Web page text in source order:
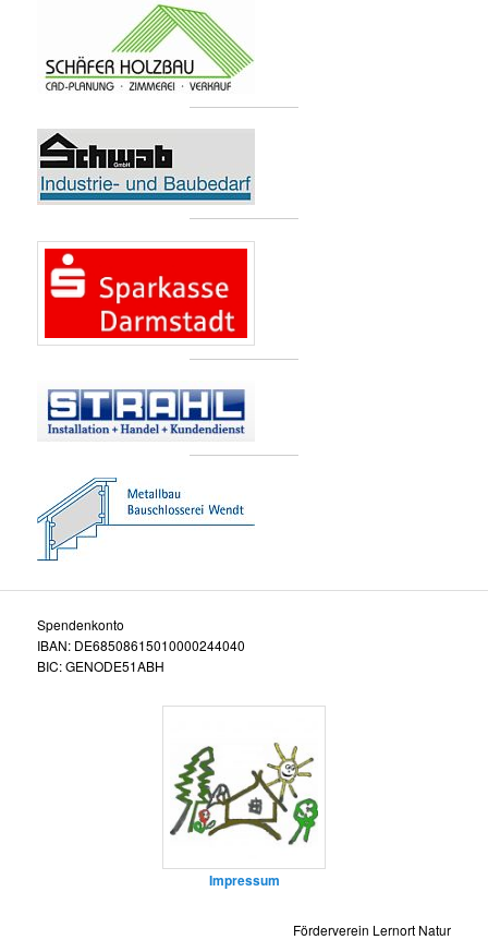
Spendenkonto
IBAN: DE68508615010000244040
BIC: GENODE51ABH
Impressum
Förderverein Lernort Natur